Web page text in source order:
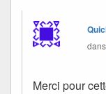
Merci pour